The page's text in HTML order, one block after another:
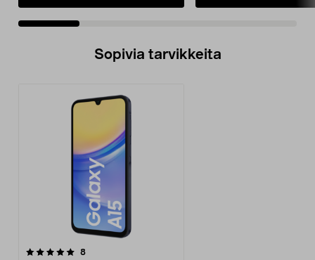
Sopivia tarvikkeita
8arvostelut